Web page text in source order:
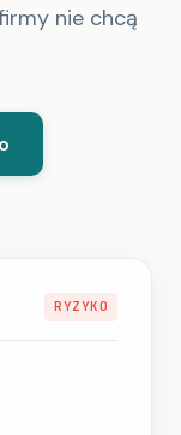
nie chcą
RYZYKO